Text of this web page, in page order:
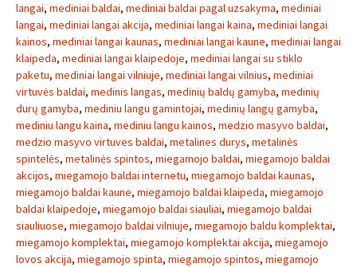
langai, mediniai baldai, mediniai baldai pagal uzsakyma, mediniai
langai, mediniai langai akcija, mediniai langai kaina, mediniai langai
kainos, mediniai langai kaunas, mediniai langai kaune, mediniai langai
klaipeda, mediniai langai klaipedoje, mediniai langai su stiklo
paketu, mediniai langai vilniuje, mediniai langai vilnius, mediniai
virtuvės baldai, medinis langas, medinių baldų gamyba, medinių
durų gamyba, mediniu langu gamintojai, medinių langų gamyba,
mediniu langu kaina, mediniu langu kainos, medzio masyvo baldai,
medzio masyvo virtuves baldai, metalines durys, metalinės
spintelės, metalinės spintos, miegamojo baldai, miegamojo baldai
akcijos, miegamojo baldai internetu, miegamojo baldai kaunas,
miegamojo baldai kaune, miegamojo baldai klaipeda, miegamojo
baldai klaipedoje, miegamojo baldai siauliai, miegamojo baldai
siauliuose, miegamojo baldai vilniuje, miegamojo baldu komplektai,
miegamojo komplektai, miegamojo komplektai akcija, miegamojo
lovos akcija, miegamojo spinta, miegamojo spintos, miegamojo